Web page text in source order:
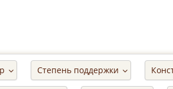
Степень поддержки